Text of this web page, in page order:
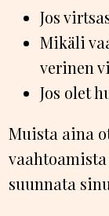
Jos
Mikäli
verinen
Jos olet
Muista aina
suunnata